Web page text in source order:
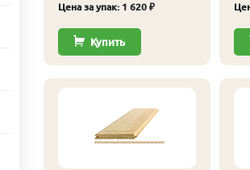
Цена за упак: 1 620 ₽
Купить